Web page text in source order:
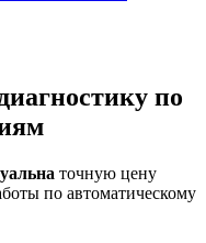
по
точную цену
по автоматическому